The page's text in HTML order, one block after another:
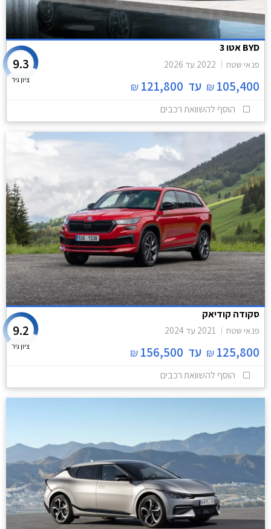
BYD אטו 3
פנאי שטח 2022 עד 2026
105,400
₪ עד 121,800
₪
9.3
ציון גיר
הוסף להשוואת רכבים
סקודה קודיאק
פנאי שטח 2021 עד 2024
125,800
₪ עד 156,500
₪
9.2
ציון גיר
הוסף להשוואת רכבים